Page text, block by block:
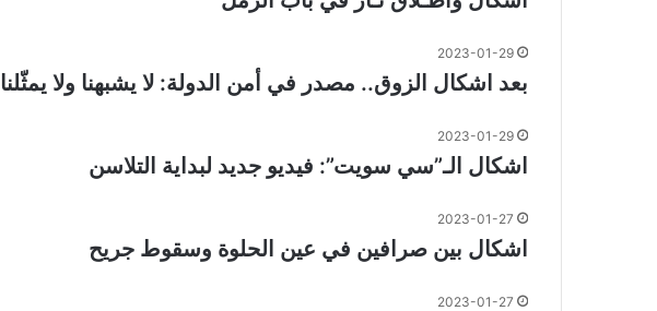
2023-01-29
بعد اشكال الزوق.. مصدر في أمن الدولة: لا يشبهنا ولا يمثّلنا
2023-01-29
اشكال الـ”سي سويت”: فيديو جديد لبداية التلاسن
2023-01-27
اشكال بين صرافين في عين الحلوة وسقوط جريح
2023-01-27